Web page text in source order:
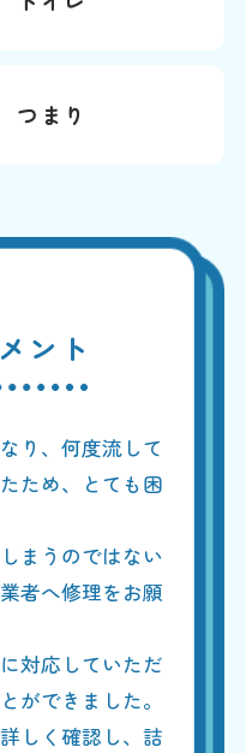
つまり
ント
り、何度流して
ため、とても困
まうのではない
者へ修理をお願
対応していただ
ができました。
しく確認し、詰